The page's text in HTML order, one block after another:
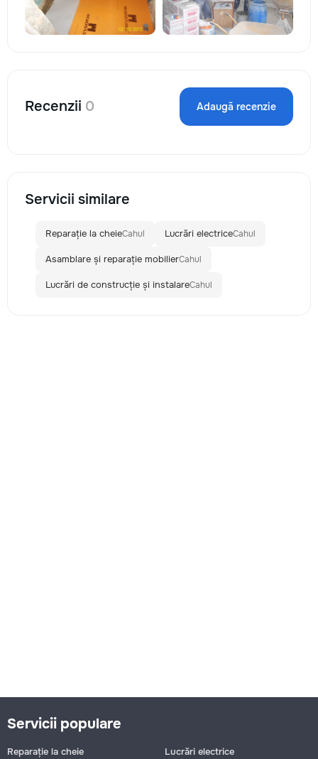
Recenzii 0 Adaugă recenzie
Servicii similare
Reparație la cheieCahul Lucrări electriceCahul
Asamblare și reparație mobilierCahul
Lucrări de construcție și instalareCahul
Servicii populare
Reparație la cheie
Lucrări electrice